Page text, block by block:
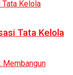
Tata Kelola